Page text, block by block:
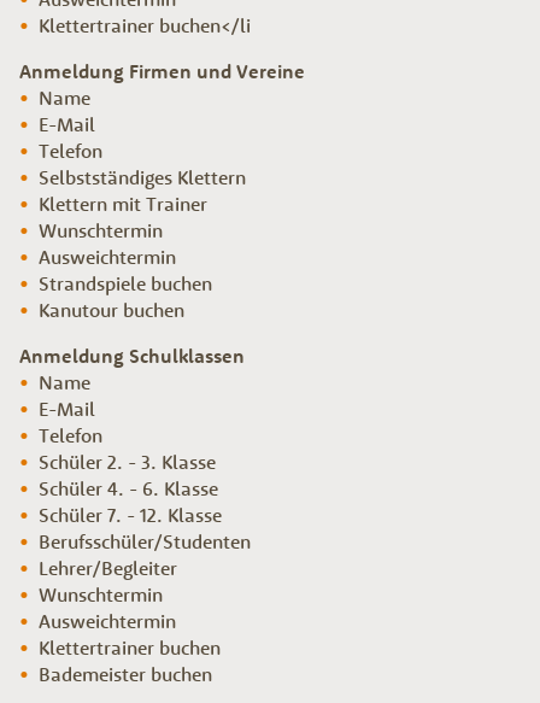
Klettertrainer buchen</li
Anmeldung Firmen und Vereine
Name
E-Mail
Telefon
Selbstständiges Klettern
Klettern mit Trainer
Wunschtermin
Ausweichtermin
Strandspiele buchen
Kanutour buchen
Anmeldung Schulklassen
Name
E-Mail
Telefon
Schüler 2. - 3. Klasse
Schüler 4. - 6. Klasse
Schüler 7. - 12. Klasse
Berufsschüler/Studenten
Lehrer/Begleiter
Wunschtermin
Ausweichtermin
Klettertrainer buchen
Bademeister buchen